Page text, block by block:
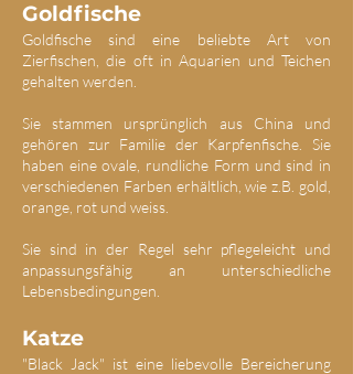
Goldfische
Goldfische sind eine beliebte Art von
Zierfischen, die oft in Aquarien und Teichen
gehalten werden.
Sie stammen ursprünglich aus China und
gehören zur Familie der Karpfenfische. Sie
haben eine ovale, rundliche Form und sind in
verschiedenen Farben erhältlich, wie z.B. gold,
orange, rot und weiss.
Sie sind in der Regel sehr pflegeleicht und
anpassungsfähig an unterschiedliche
Lebensbedingungen.
Katze
"Black Jack" ist eine liebevolle Bereicherung